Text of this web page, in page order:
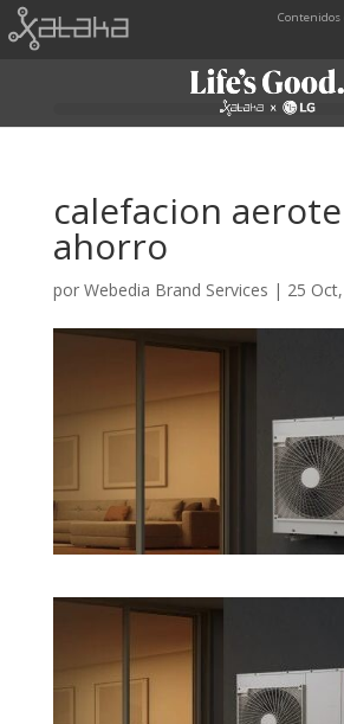
Contenidos
calefacion
ahorro
por Webedia Brand Services | 25